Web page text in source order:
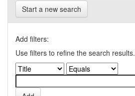
Start a new search
Add filters:
Use filters to refine the search results.